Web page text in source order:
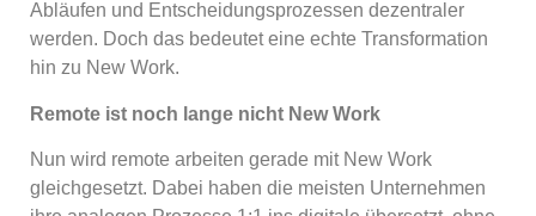
Abläufen und Entscheidungsprozessen dezentraler
werden. Doch das bedeutet eine echte Transformation
hin zu New Work.
Remote ist noch lange nicht New Work
Nun wird remote arbeiten gerade mit New Work
gleichgesetzt. Dabei haben die meisten Unternehmen